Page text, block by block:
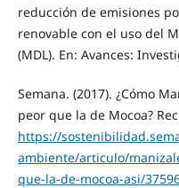
reducción de emisiones
renovable con el uso del
(MDL). En: Avances:
Semana. (2017). ¿Cómo
peor que la de Mocoa?
https://
ambiente/articulo/
que-la-de-mocoa-asi/